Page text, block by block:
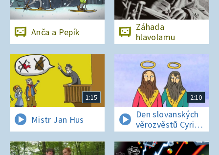
Anča a Pepík
Záhada
hlavolamu
1:15
Mistr Jan Hus
2:10
Den slovanských
věrozvěstů Cyrila
a Metoděje